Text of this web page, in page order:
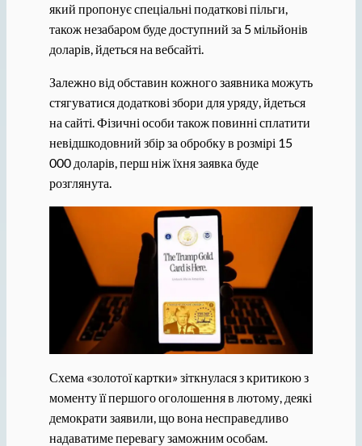
який пропонує спеціальні податкові пільги,
також незабаром буде доступний за 5 мільйонів
доларів, йдеться на вебсайті.
Залежно від обставин кожного заявника можуть
стягуватися додаткові збори для уряду, йдеться
на сайті. Фізичні особи також повинні сплатити
невідшкодовний збір за обробку в розмірі 15
000 доларів, перш ніж їхня заявка буде
розглянута.
Схема «золотої картки» зіткнулася з критикою з
моменту її першого оголошення в лютому, деякі
демократи заявили, що вона несправедливо
надаватиме перевагу заможним особам.